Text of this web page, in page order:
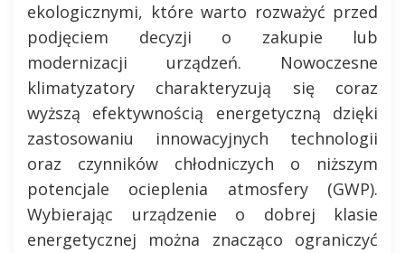
ekologicznymi, które warto rozważyć przed
podjęciem decyzji o zakupie lub
modernizacji urządzeń. Nowoczesne
klimatyzatory charakteryzują się coraz
wyższą efektywnością energetyczną dzięki
zastosowaniu innowacyjnych technologii
oraz czynników chłodniczych o niższym
potencjale ocieplenia atmosfery (GWP).
Wybierając urządzenie o dobrej klasie
energetycznej można znacząco ograniczyć